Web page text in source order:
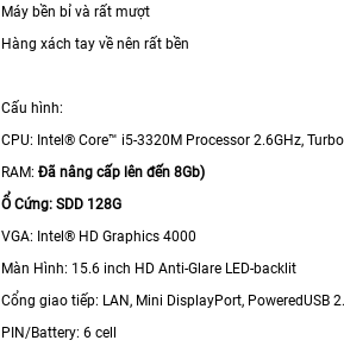
Máy bền bỉ và rất mượt
Hàng xách tay về nên rất bền
Cấu hình:
CPU: Intel® Core™ i5-3320M Processor 2.6GHz,
RAM: Đã nâng cấp lên đến 8Gb)
Ổ Cứng: SDD 128G
VGA: Intel® HD Graphics 4000
Màn Hình: 15.6 inch HD Anti-Glare LED-backlit
Cổng giao tiếp: LAN, Mini DisplayPort, PoweredUSB
PIN/Battery: 6 cell